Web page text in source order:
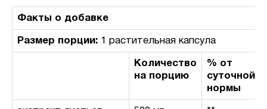
Факты о добавке
Размер порции: 1 растительная капсула
Количество
на порцию
% от
суточной
нормы